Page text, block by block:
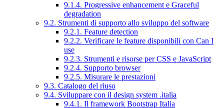
9.1.4. Progressive enhancement e Graceful
degradation
9.2. Strumenti di supporto allo sviluppo del software
9.2.1. Feature detection
9.2.2. Verificare le feature disponibili con Can I
use
9.2.3. Strumenti e risorse per CSS e JavaScript
9.2.4. Supporto browser
9.2.5. Misurare le prestazioni
9.3. Catalogo del riuso
9.4. Sviluppare con il design system .italia
9.4.1. Il framework Bootstrap Italia